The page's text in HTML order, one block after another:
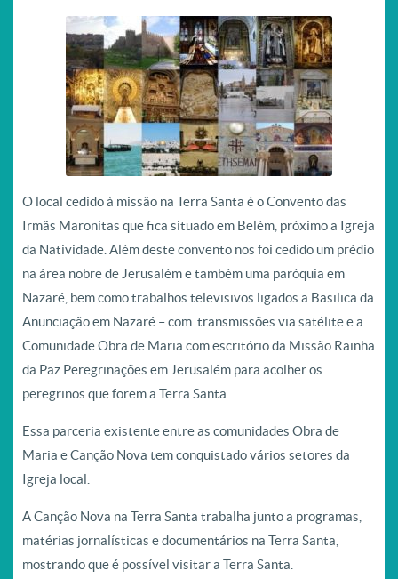
O local cedido à missão na Terra Santa é o Convento das
Irmãs Maronitas que fica situado em Belém, próximo a Igreja
da Natividade. Além deste convento nos foi cedido um prédio
na área nobre de Jerusalém e também uma paróquia em
Nazaré, bem como trabalhos televisivos ligados a Basilica da
Anunciação em Nazaré – com transmissões via satélite e a
Comunidade Obra de Maria com escritório da Missão Rainha
da Paz Peregrinações em Jerusalém para acolher os
peregrinos que forem a Terra Santa.
Essa parceria existente entre as comunidades Obra de
Maria e Canção Nova tem conquistado vários setores da
Igreja local.
A Canção Nova na Terra Santa trabalha junto a programas,
matérias jornalísticas e documentários na Terra Santa,
mostrando que é possível visitar a Terra Santa.